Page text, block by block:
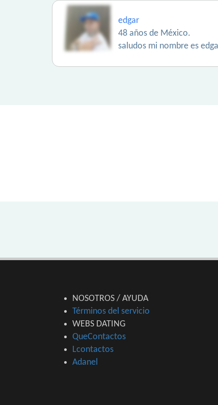
edgar
48 años de México.
saludos mi nombre es
NOSOTROS / AYUDA
Términos del servicio
WEBS DATING
QueContactos
Lcontactos
Adanel